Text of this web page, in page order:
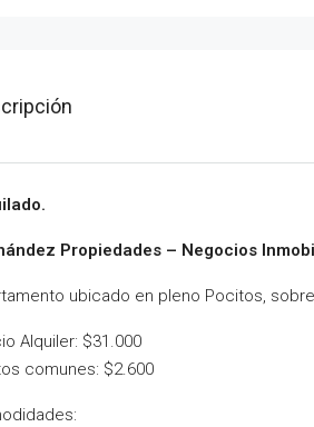
Propiedades – Negocios
ubicado en pleno Pocitos,
Alquiler: $31.000
comunes: $2.600